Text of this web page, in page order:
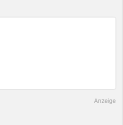
Anzeige